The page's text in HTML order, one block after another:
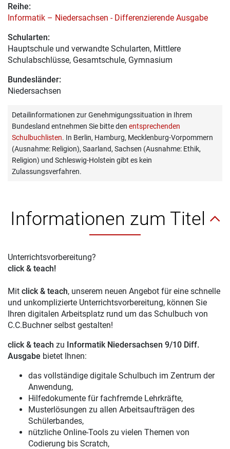
Reihe:
Informatik – Niedersachsen - Differenzierende Ausgabe
Schularten:
Hauptschule und verwandte Schularten, Mittlere
Schulabschlüsse, Gesamtschule, Gymnasium
Bundesländer:
Niedersachsen
Detailinformationen zur Genehmigungssituation in Ihrem
Bundesland entnehmen Sie bitte den entsprechenden
Schulbuchlisten. In Berlin, Hamburg, Mecklenburg-Vorpommern
(Ausnahme: Religion), Saarland, Sachsen (Ausnahme: Ethik,
Religion) und Schleswig-Holstein gibt es kein
Zulassungsverfahren.
Informationen zum Titel
Unterrichtsvorbereitung?
click & teach!
Mit click & teach, unserem neuen Angebot für eine schnelle
und unkomplizierte Unterrichtsvorbereitung, können Sie
Ihren digitalen Arbeitsplatz rund um das Schulbuch von
C.C.Buchner selbst gestalten!
click & teach zu Informatik Niedersachsen 9/10 Diff.
Ausgabe bietet Ihnen:
das vollständige digitale Schulbuch im Zentrum der
Anwendung,
Hilfedokumente für fachfremde Lehrkräfte,
Musterlösungen zu allen Arbeitsaufträgen des
Schülerbandes,
nützliche Online-Tools zu vielen Themen von
Codierung bis Scratch,